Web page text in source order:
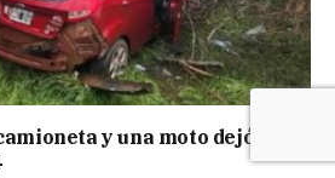
y una moto dejó dos